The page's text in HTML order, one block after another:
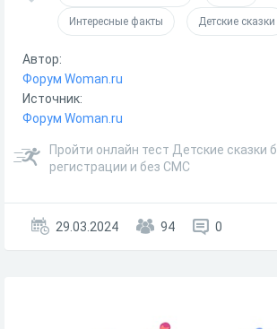
Интересные факты Детские сказки
Автор:
Форум Woman.ru
Источник:
Форум Woman.ru
Пройти онлайн тест Детские сказки
регистрации и без СМС
29.03.2024 94 0